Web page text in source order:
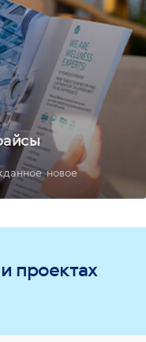
новое
проектах